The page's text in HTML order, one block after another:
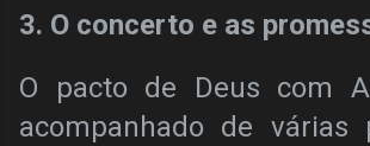
3. O concerto e as
O pacto de Deus com
acompanhado de várias